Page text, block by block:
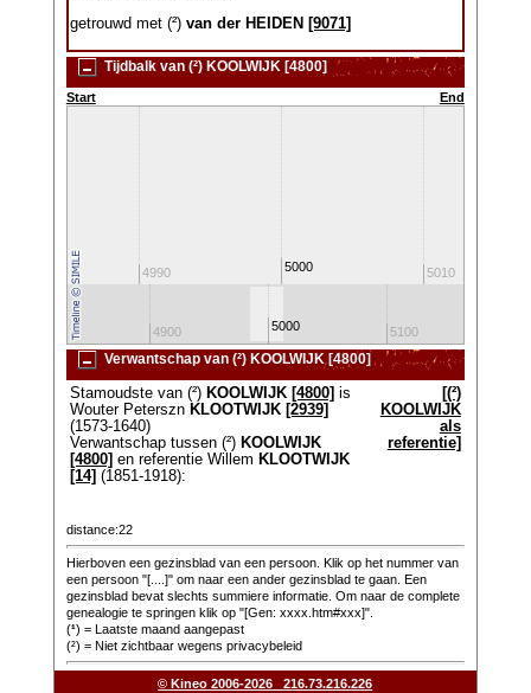
getrouwd met (²) van der HEIDEN [9071]
Tijdbalk van (²) KOOLWIJK [4800]
Start End
4990 5000 5010
4900 5000 5100
Verwantschap van (²) KOOLWIJK [4800]
Stamoudste van (²) KOOLWIJK [4800] is
Wouter Peterszn KLOOTWIJK [2939]
(1573-1640)
Verwantschap tussen (²) KOOLWIJK
[4800] en referentie Willem KLOOTWIJK
[14] (1851-1918):
[(²)
KOOLWIJK
als
referentie]
distance:22
Hierboven een gezinsblad van een persoon. Klik op het nummer van
een persoon "[....]" om naar een ander gezinsblad te gaan. Een
gezinsblad bevat slechts summiere informatie. Om naar de complete
genealogie te springen klik op "[Gen: xxxx.htm#xxx]".
(¹) = Laatste maand aangepast
(²) = Niet zichtbaar wegens privacybeleid
© Kineo 2006-2026 216.73.216.226